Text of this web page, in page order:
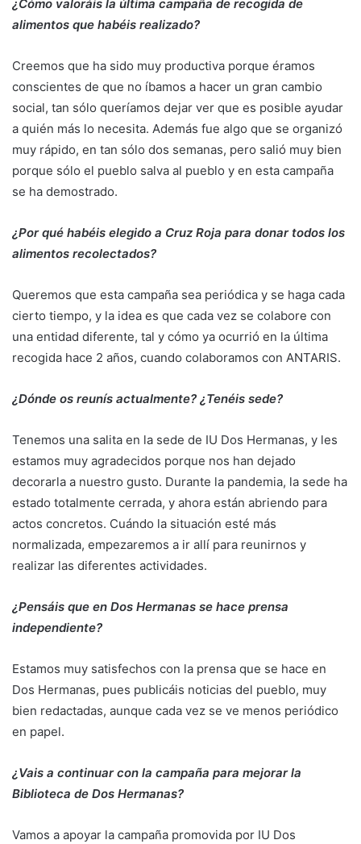
¿Cómo valoráis la última campaña de recogida de
alimentos que habéis realizado?
Creemos que ha sido muy productiva porque éramos
conscientes de que no íbamos a hacer un gran cambio
social, tan sólo queríamos dejar ver que es posible ayudar
a quién más lo necesita. Además fue algo que se organizó
muy rápido, en tan sólo dos semanas, pero salió muy bien
porque sólo el pueblo salva al pueblo y en esta campaña
se ha demostrado.
¿Por qué habéis elegido a Cruz Roja para donar todos los
alimentos recolectados?
Queremos que esta campaña sea periódica y se haga cada
cierto tiempo, y la idea es que cada vez se colabore con
una entidad diferente, tal y cómo ya ocurrió en la última
recogida hace 2 años, cuando colaboramos con ANTARIS.
¿Dónde os reunís actualmente? ¿Tenéis sede?
Tenemos una salita en la sede de IU Dos Hermanas, y les
estamos muy agradecidos porque nos han dejado
decorarla a nuestro gusto. Durante la pandemia, la sede ha
estado totalmente cerrada, y ahora están abriendo para
actos concretos. Cuándo la situación esté más
normalizada, empezaremos a ir allí para reunirnos y
realizar las diferentes actividades.
¿Pensáis que en Dos Hermanas se hace prensa
independiente?
Estamos muy satisfechos con la prensa que se hace en
Dos Hermanas, pues publicáis noticias del pueblo, muy
bien redactadas, aunque cada vez se ve menos periódico
en papel.
¿Vais a continuar con la campaña para mejorar la
Biblioteca de Dos Hermanas?
Vamos a apoyar la campaña promovida por IU Dos